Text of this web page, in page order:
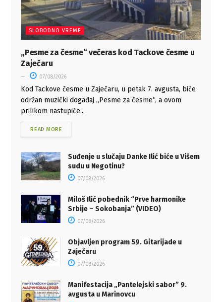
SLOBODNO VREME
„Pesme za česme“ večeras kod Tackove česme u
Zaječaru
07/08/2026
Kod Tackove česme u Zaječaru, u petak 7. avgusta, biće
održan muzički događaj „Pesme za česme“, a ovom
prilikom nastupiće...
READ MORE
Suđenje u slučaju Danke Ilić biće u Višem
sudu u Negotinu?
07/08/2026
Miloš Ilić pobednik “Prve harmonike
Srbije – Sokobanja” (VIDEO)
07/08/2026
Objavljen program 59. Gitarijade u
Zaječaru
07/08/2026
Manifestacija „Pantelejski sabor” 9.
avgusta u Marinovcu